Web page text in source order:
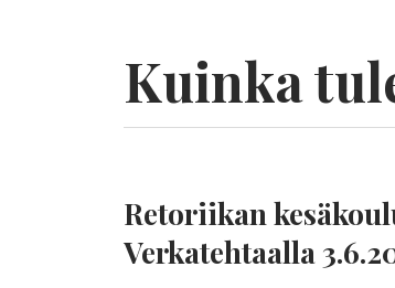
Kuinka
Retoriikan
Verkatehtaalla